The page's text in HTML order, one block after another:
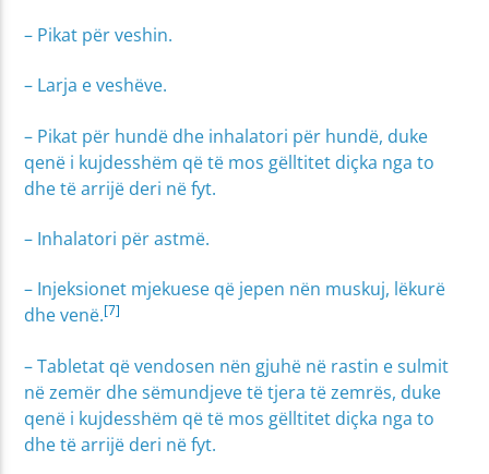
– Pikat për veshin.
– Larja e veshëve.
– Pikat për hundë dhe inhalatori për hundë, duke
qenë i kujdesshëm që të mos gëlltitet diçka nga to
dhe të arrijë deri në fyt.
– Inhalatori për astmë.
– Injeksionet mjekuese që jepen nën muskuj, lëkurë
dhe venë.[7]
– Tabletat që vendosen nën gjuhë në rastin e sulmit
në zemër dhe sëmundjeve të tjera të zemrës, duke
qenë i kujdesshëm që të mos gëlltitet diçka nga to
dhe të arrijë deri në fyt.